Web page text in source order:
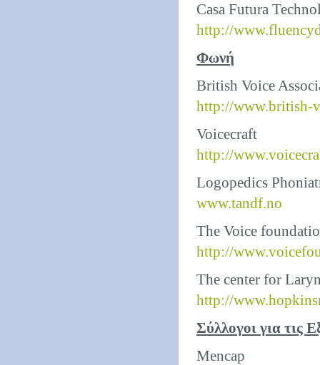
Casa Futura
http://
Φωνή
British Voice
http://www.british-
Voicecraft
http://
Logopedics
www.tandf.no
The Voice
http://
The center for
http://
Σύλλογοι για τις
Mencap